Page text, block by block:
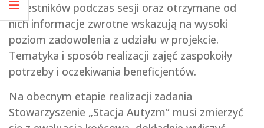
uczestników podczas sesji oraz otrzymane od
nich informacje zwrotne wskazują na wysoki
poziom zadowolenia z udziału w projekcie.
Tematyka i sposób realizacji zajęć zaspokoiły
potrzeby i oczekiwania beneficjentów.
Na obecnym etapie realizacji zadania
Stowarzyszenie „Stacja Autyzm” musi zmierzyć